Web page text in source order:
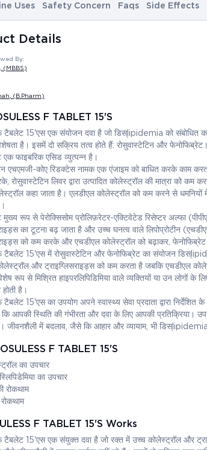
Uses Safety Concern Faqs Side Effects
Details
By:
, (MBBS)
, (B.Pharm)
F TABLET 15'S
टैबलेट 15'एस एक संयोजन दवा है जो डिस्lipidemia को संबोधित
है। इसमें दो सक्रिय तत्व होते हैं: रोसुवास्टेटिन और
एक फाइबरिक एसिड व्युत्पन्न है।
एचएमजी-कोए रिडक्टेस नामक एक एंजाइम को बाधित करके काम
रोसुवास्टेटिन लिवर द्वारा उत्पादित कोलेस्ट्रॉल की मात्रा को
कहा जाता है। एलडीएल कोलेस्ट्रॉल को कम करने से धमनियों
मुख्य रूप से पेरोक्सिसोम प्रोलिफ़रेटर-एक्टिवेटेड रिसेप्टर अल्फा
का टूटना बढ़ जाता है और उच्च घनत्व वाले लिपोप्रोटीन
को कम करके और एचडीएल कोलेस्ट्रॉल को बढ़ाकर,
टैबलेट 15'एस में रोसुवास्टेटिन और फेनोफिब्रेट का संयोजन
और ट्राइग्लिसराइड्स को कम करता है जबकि एचडीएल
रूप से मिश्रित हाइपरलिपिडिमिया वाले व्यक्तियों या उन
है।
15'एस का उपयोग अपने स्वास्थ्य सेवा प्रदाता द्वारा
आपकी स्थिति की गंभीरता और दवा के लिए आपकी प्रतिक्रिया।
जीवनशैली में बदलाव, जैसे कि आहार और व्यायाम, भी
F TABLET 15'S
का उपचार
का उपचार
रोकथाम
F TABLET 15'S Works
टैबलेट 15'एस एक संयुक्त दवा है जो रक्त में उच्च कोलेस्ट्रॉल और